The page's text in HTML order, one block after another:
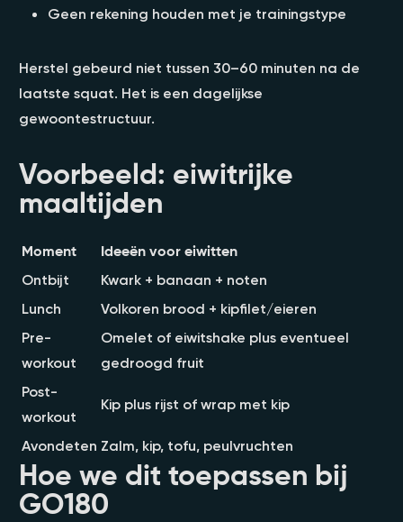
Geen rekening houden met je trainingstype
Herstel gebeurd niet tussen 30–60 minuten na de
laatste squat. Het is een dagelijkse
gewoontestructuur.
Voorbeeld: eiwitrijke
maaltijden
Moment
Ideeën voor eiwitten
Ontbijt
Kwark + banaan + noten
Lunch
Volkoren brood + kipfilet/eieren
Pre-
workout
Omelet of eiwitshake plus eventueel
gedroogd fruit
Post-
workout
Kip plus rijst of wrap met kip
Avondeten Zalm, kip, tofu, peulvruchten
Hoe we dit toepassen bij
GO180